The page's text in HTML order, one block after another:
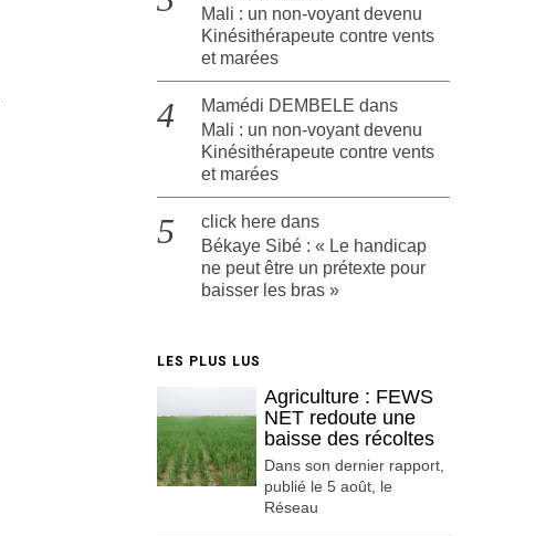
Mali : un non-voyant devenu
Kinésithérapeute contre vents
et marées
Mamédi DEMBELE dans
Mali : un non-voyant devenu
Kinésithérapeute contre vents
et marées
click here dans
Békaye Sibé : « Le handicap
ne peut être un prétexte pour
baisser les bras »
LES PLUS LUS
Agriculture : FEWS
NET redoute une
baisse des récoltes
Dans son dernier rapport,
publié le 5 août, le
Réseau